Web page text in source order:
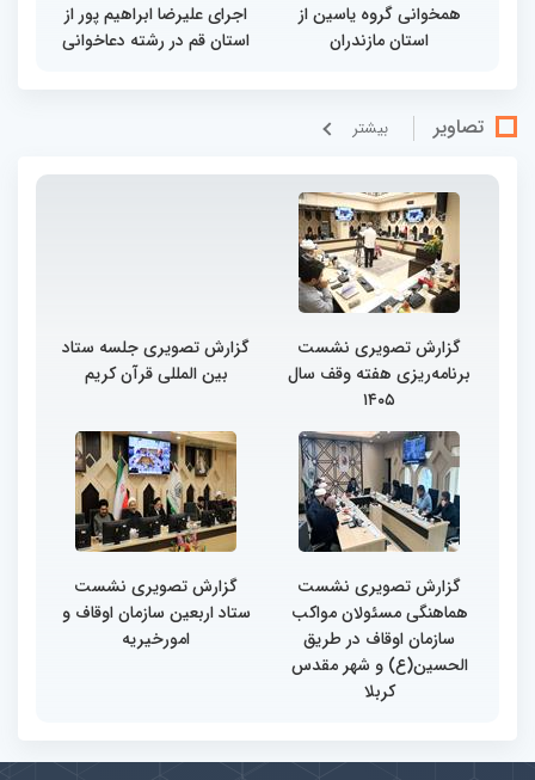
همخوانی گروه یاسین از
استان مازندران
اجرای علیرضا ابراهیم پور از
استان قم در رشته دعاخوانی
تصاویر بيشتر
گزارش تصویری نشست
برنامه‌ریزی هفته وقف سال
۱۴۰۵
گزارش تصویری جلسه ستاد
بین المللی قرآن کریم
گزارش تصویری نشست
هماهنگی مسئولان مواکب
سازمان اوقاف در طریق
الحسین(ع) و شهر مقدس
کربلا
گزارش تصویری نشست
ستاد اربعین سازمان اوقاف و
امورخیریه